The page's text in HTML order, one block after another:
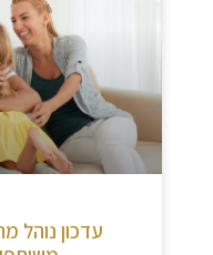
עדכון נוהל